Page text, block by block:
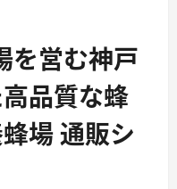
を営む神戸
品質な蜂
場 通販シ